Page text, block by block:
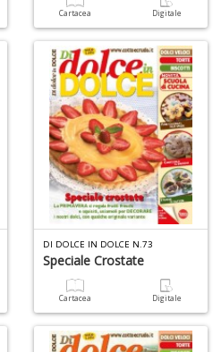
Cartacea Digitale
DI DOLCE IN DOLCE N.73
Speciale Crostate
Cartacea Digitale